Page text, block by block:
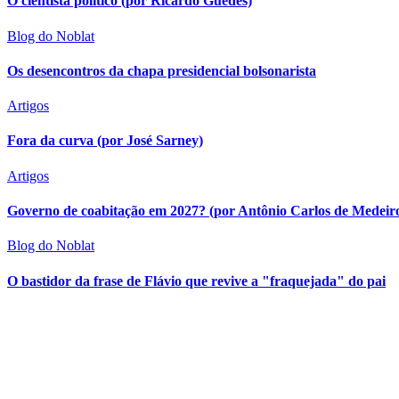
Blog do Noblat
Os desencontros da chapa presidencial bolsonarista
Artigos
Fora da curva (por José Sarney)
Artigos
Governo de coabitação em 2027? (por Antônio Carlos de
Blog do Noblat
O bastidor da frase de Flávio que revive a "fraquejada" do pai